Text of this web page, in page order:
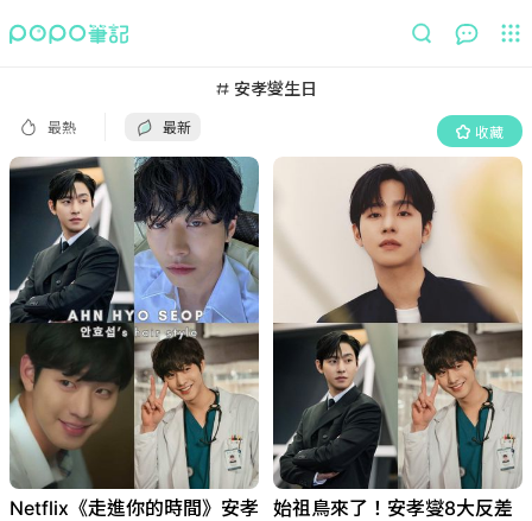
安孝燮生日
最熱 最新 收藏
收藏
Netflix《走進你的時間》安孝
始祖鳥來了！安孝燮8大反差